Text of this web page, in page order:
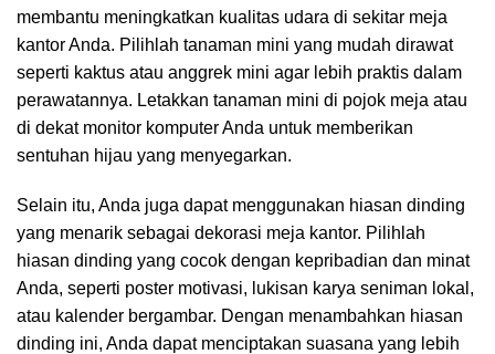
membantu meningkatkan kualitas udara di sekitar meja
kantor Anda. Pilihlah tanaman mini yang mudah dirawat
seperti kaktus atau anggrek mini agar lebih praktis dalam
perawatannya. Letakkan tanaman mini di pojok meja atau
di dekat monitor komputer Anda untuk memberikan
sentuhan hijau yang menyegarkan.
Selain itu, Anda juga dapat menggunakan hiasan dinding
yang menarik sebagai dekorasi meja kantor. Pilihlah
hiasan dinding yang cocok dengan kepribadian dan minat
Anda, seperti poster motivasi, lukisan karya seniman lokal,
atau kalender bergambar. Dengan menambahkan hiasan
dinding ini, Anda dapat menciptakan suasana yang lebih